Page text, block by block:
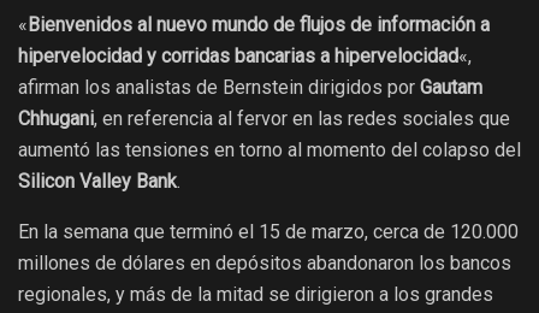
« Bienvenidos al nuevo mundo de flujos de información a
hipervelocidad y corridas bancarias a hipervelocidad«,
afirman los analistas de Bernstein dirigidos por Gautam
Chhugani, en referencia al fervor en las redes sociales que
aumentó las tensiones en torno al momento del colapso del
Silicon Valley Bank.
En la semana que terminó el 15 de marzo, cerca de 120.000
millones de dólares en depósitos abandonaron los bancos
regionales, y más de la mitad se dirigieron a los grandes